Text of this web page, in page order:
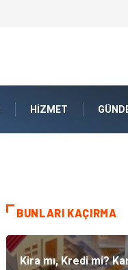
HIZMET
BUNLARI KAÇIRMA
Kira mı, Kredi mi?